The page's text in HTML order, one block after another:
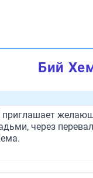
Бий
приглашает
через